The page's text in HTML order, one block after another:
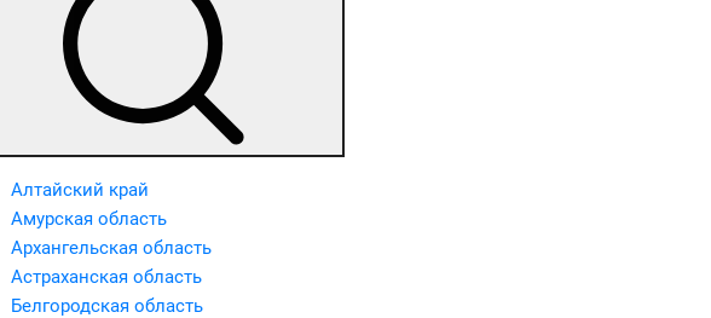
Алтайский край
Амурская область
Архангельская область
Астраханская область
Белгородская область